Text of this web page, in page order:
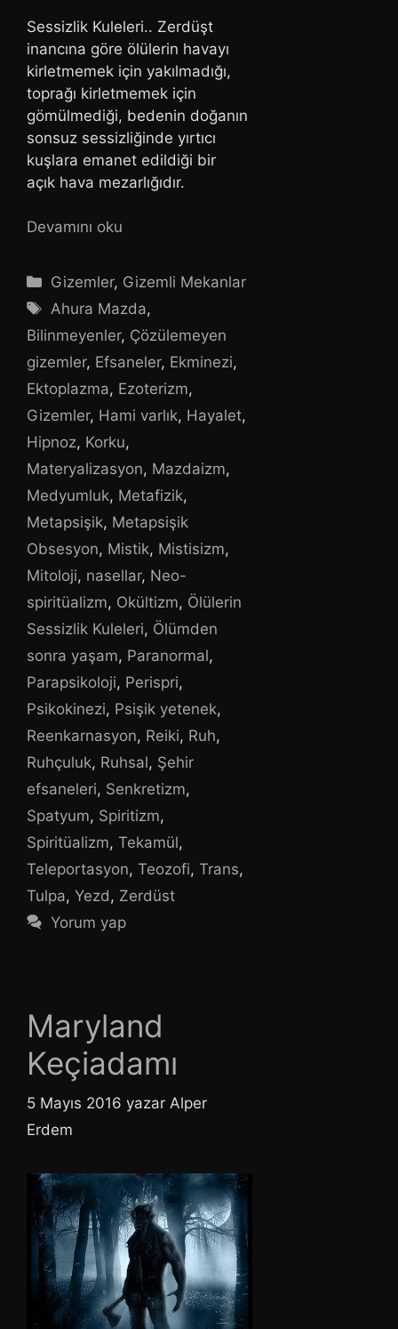
Sessizlik Kuleleri.. Zerdüşt
inancına göre ölülerin havayı
kirletmemek için yakılmadığı,
toprağı kirletmemek için
gömülmediği, bedenin doğanın
sonsuz sessizliğinde yırtıcı
kuşlara emanet edildiği bir
açık hava mezarlığıdır.
Devamını oku
Kategoriler
Gizemler, Gizemli Mekanlar
Etiketler
Ahura Mazda,
Bilinmeyenler, Çözülemeyen
gizemler, Efsaneler, Ekminezi,
Ektoplazma, Ezoterizm,
Gizemler, Hami varlık, Hayalet,
Hipnoz, Korku,
Materyalizasyon, Mazdaizm,
Medyumluk, Metafizik,
Metapsişik, Metapsişik
Obsesyon, Mistik, Mistisizm,
Mitoloji, nasellar, Neo-
spiritüalizm, Okültizm, Ölülerin
Sessizlik Kuleleri, Ölümden
sonra yaşam, Paranormal,
Parapsikoloji, Perispri,
Psikokinezi, Psişik yetenek,
Reenkarnasyon, Reiki, Ruh,
Ruhçuluk, Ruhsal, Şehir
efsaneleri, Senkretizm,
Spatyum, Spiritizm,
Spiritüalizm, Tekamül,
Teleportasyon, Teozofi, Trans,
Tulpa, Yezd, Zerdüst
Yorum yap
Maryland
Keçiadamı
5 Mayıs 2016 yazar Alper
Erdem